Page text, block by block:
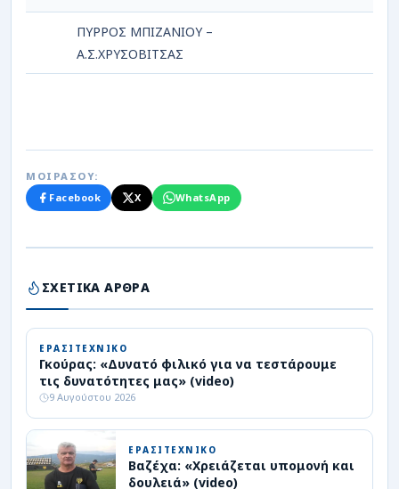
ΠΥΡΡΟΣ ΜΠΙΖΑΝΙΟΥ –
Α.Σ.ΧΡΥΣΟΒΙΤΣΑΣ
ΜΟΙΡΑΣΟΥ:
Facebook
X WhatsApp
ΣΧΕΤΙΚΑ ΑΡΘΡΑ
ΕΡΑΣΙΤΕΧΝΙΚΟ
Γκούρας: «Δυνατό φιλικό για να τεστάρουμε
τις δυνατότητες μας» (video)
9 Αυγούστου 2026
ΕΡΑΣΙΤΕΧΝΙΚΟ
Βαζέχα: «Χρειάζεται υπομονή και
δουλειά» (video)